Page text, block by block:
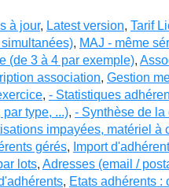
à jour, Latest version, Tarif
, MAJ - même
(de 3 à 4 par exemple),
association, Gestion
, - Statistiques
type, ...), - Synthèse de la
impayées, matériel
gérés, Import
lots, Adresses (email /
, Etats adhérents :